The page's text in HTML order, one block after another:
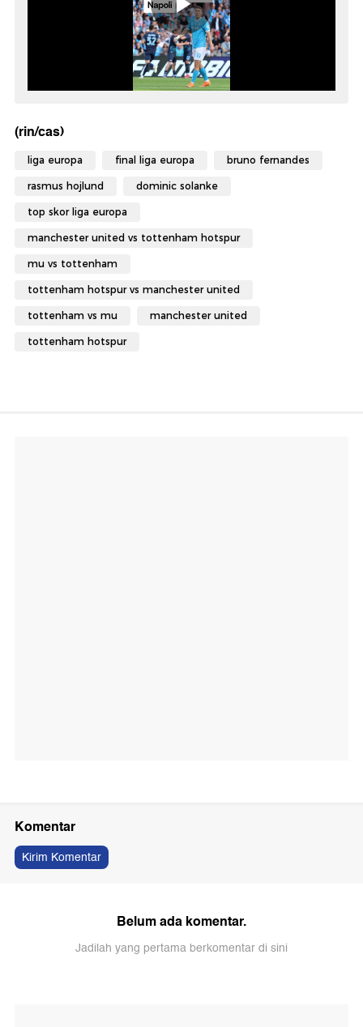
(rin/cas)
liga europa final liga europa bruno fernandes
rasmus hojlund dominic solanke
top skor liga europa
manchester united vs tottenham hotspur
mu vs tottenham
tottenham hotspur vs manchester united
tottenham vs mu manchester united
tottenham hotspur
Komentar
Kirim Komentar
Belum ada komentar.
Jadilah yang pertama berkomentar di sini